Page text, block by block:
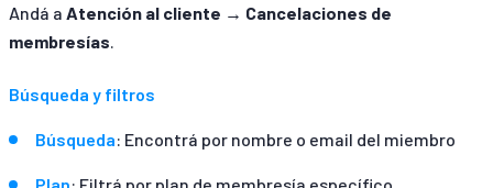
Andá a Atención al cliente → Cancelaciones de
membresías
Búsqueda y filtros
Búsqueda: Encontrá por nombre o email del miembro